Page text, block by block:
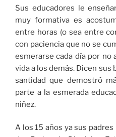
Sus educadores le
muy formativa es
entre horas (o sea entre
con paciencia que no se
esmerarse cada día por no
vida a los demás. Dicen
santidad que demostró
parte a la esmerada
niñez.
A los 15 años ya sus